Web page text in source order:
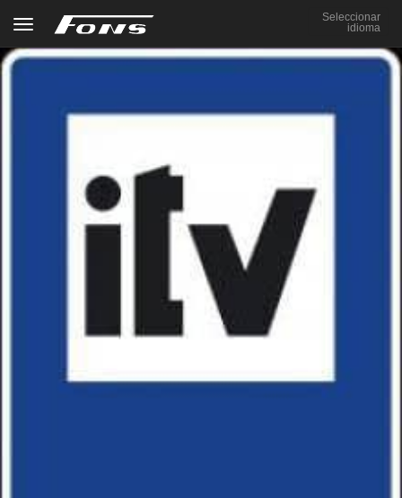
Seleccionar
idioma
Toggle navigation